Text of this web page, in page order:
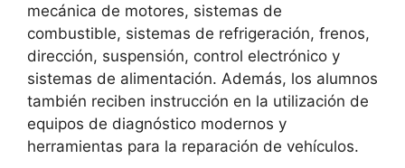
mecánica de motores, sistemas de
combustible, sistemas de refrigeración, frenos,
dirección, suspensión, control electrónico y
sistemas de alimentación. Además, los alumnos
también reciben instrucción en la utilización de
equipos de diagnóstico modernos y
herramientas para la reparación de vehículos.